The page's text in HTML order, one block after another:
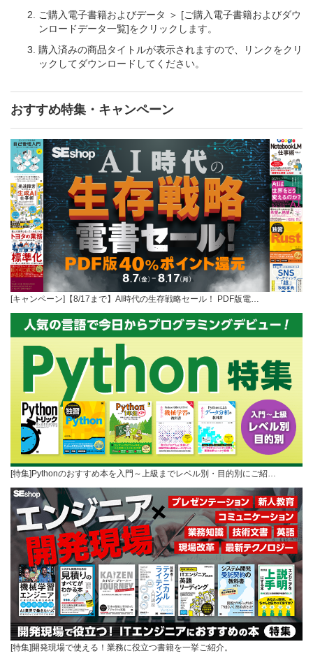
ご購入電子書籍およびデータ ＞ [ご購入電子書籍およびダウ
ンロードデータ一覧]をクリックします。
購入済みの商品タイトルが表示されますので、リンクをクリ
ックしてダウンロードしてください。
おすすめ特集・キャンペーン
[キャンペーン]【8/17まで】AI時代の生存戦略セール！ PDF版電…
[特集]Pythonのおすすめ本を入門～上級までレベル別・目的別にご紹…
[特集]開発現場で使える！業務に役立つ書籍を一挙ご紹介。